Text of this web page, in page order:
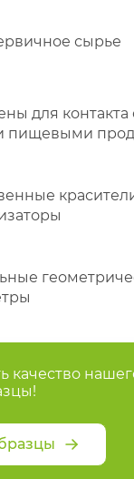
сырье
для контакта
пищевыми
качество